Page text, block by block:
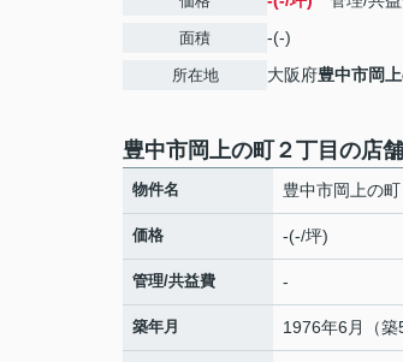
面積 -(-)
所在地 大阪府豊中市岡
豊中市岡上の町２丁目の店
物件名 豊中市岡上の
価格 -(-/坪)
管理/共益費 -
築年月 1976年6月（築